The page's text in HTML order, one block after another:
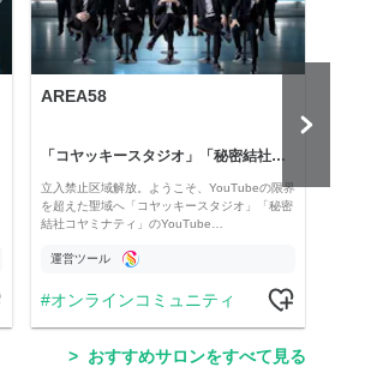
AREA58
「コヤッキースタジオ」「秘密結社コヤミナティ」
立入禁止区域解放。ようこそ、YouTubeの限界
を超えた聖域へ「コヤッキースタジオ」「秘密
結社コヤミナティ」のYouTube…
運営ツール
オンラインコミュニティ
おすすめサロンをすべて見る